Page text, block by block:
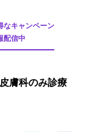
なキャンペーン
配信中
膚科のみ診療